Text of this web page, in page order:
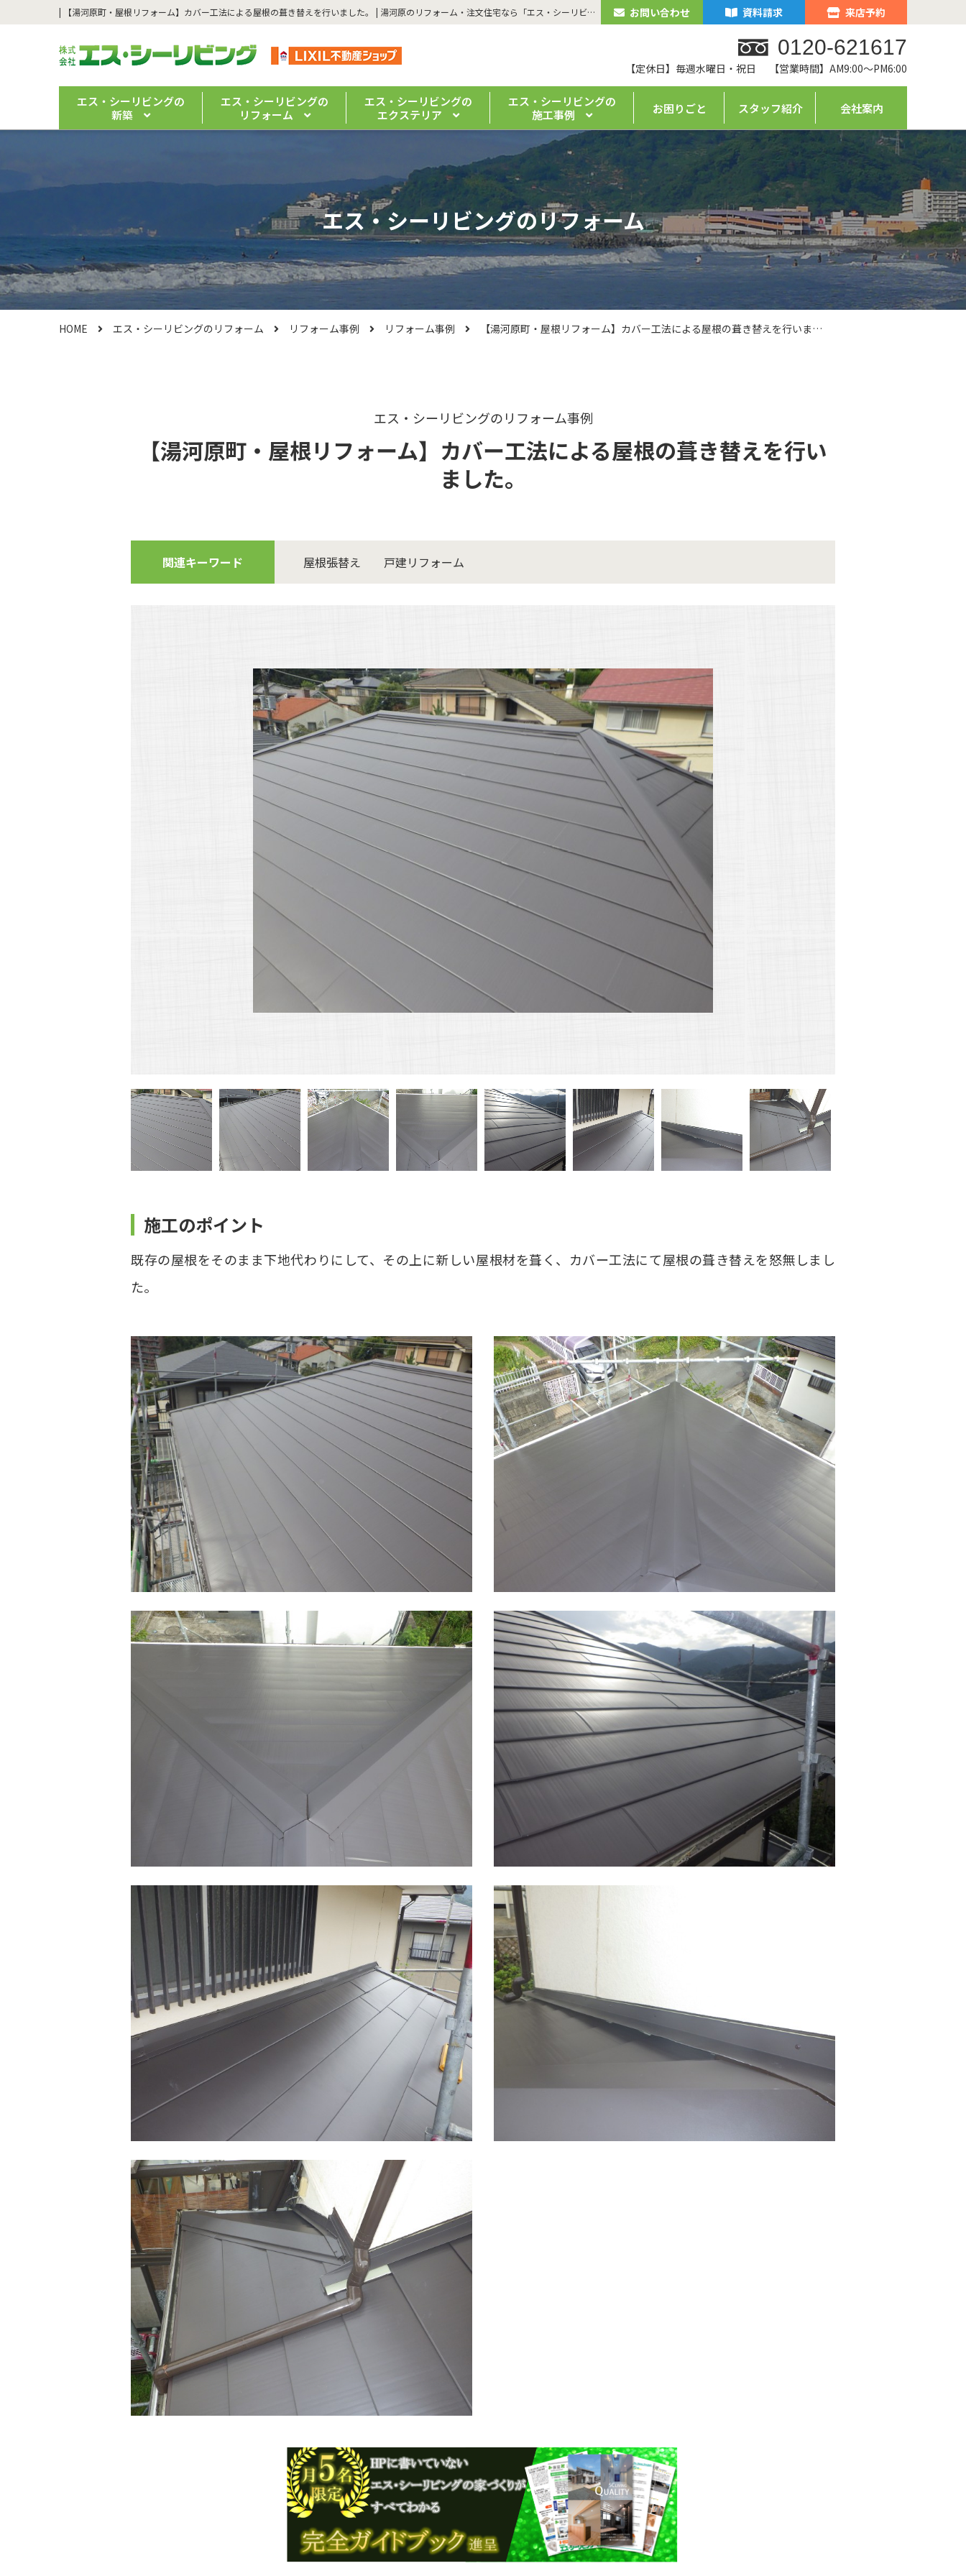
| 【湯河原町・屋根リフォーム】カバー工法による屋根の葺き替えを行いました。 | 湯河原のリフォーム・注文住宅なら「エス・シーリビング」｜ 真鶴・熱海の新築・リノベーションもお任せください お問い合わせ 資料請求 来店予約
0120-621617
【定休日】毎週水曜日・祝日 【営業時間】AM9:00～PM6:00
エス・シーリビングの
新築
エス・シーリビングの
リフォーム
エス・シーリビングの
エクステリア
エス・シーリビングの
施工事例
お困りごと スタッフ紹介 会社案内
エス・シーリビングのリフォーム
HOME エス・シーリビングのリフォーム リフォーム事例 リフォーム事例 【湯河原町・屋根リフォーム】カバー工法による屋根の葺き替えを行いました。
エス・シーリビングのリフォーム事例
【湯河原町・屋根リフォーム】カバー工法による屋根の葺き替えを行い
ました。
関連キーワード 屋根張替え 戸建リフォーム
施工のポイント
既存の屋根をそのまま下地代わりにして、その上に新しい屋根材を葺く、カバー工法にて屋根の葺き替えを怒無しまし
た。